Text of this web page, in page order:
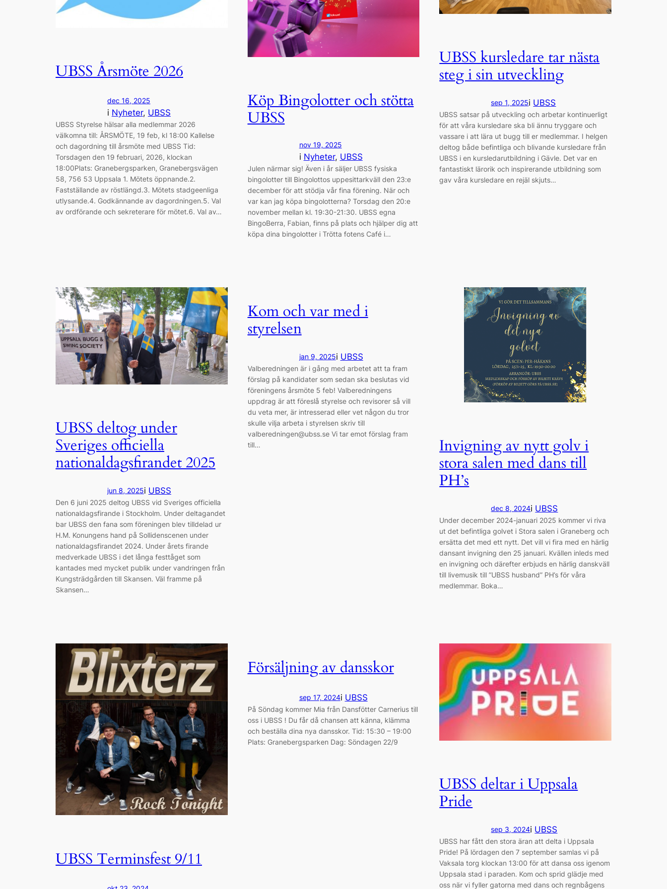
UBSS Årsmöte 2026
dec 16, 2025
i Nyheter, UBSS
UBSS Styrelse hälsar alla medlemmar 2026
välkomna till: ÅRSMÖTE, 19 feb, kl 18:00 Kallelse
och dagordning till årsmöte med UBSS Tid:
Torsdagen den 19 februari, 2026, klockan
18:00Plats: Granebergsparken, Granebergsvägen
58, 756 53 Uppsala 1. Mötets öppnande.2.
Fastställande av röstlängd.3. Mötets stadgeenliga
utlysande.4. Godkännande av dagordningen.5. Val
av ordförande och sekreterare för mötet.6. Val av…
Köp Bingolotter och stötta
UBSS
nov 19, 2025
i Nyheter, UBSS
Julen närmar sig! Även i år säljer UBSS fysiska
bingolotter till Bingolottos uppesittarkväll den 23:e
december för att stödja vår fina förening. När och
var kan jag köpa bingolotterna? Torsdag den 20:e
november mellan kl. 19:30-21:30. UBSS egna
BingoBerra, Fabian, finns på plats och hjälper dig att
köpa dina bingolotter i Trötta fotens Café i…
UBSS kursledare tar nästa
steg i sin utveckling
sep 1, 2025i UBSS
UBSS satsar på utveckling och arbetar kontinuerligt
för att våra kursledare ska bli ännu tryggare och
vassare i att lära ut bugg till er medlemmar. I helgen
deltog både befintliga och blivande kursledare från
UBSS i en kursledarutbildning i Gävle. Det var en
fantastiskt lärorik och inspirerande utbildning som
gav våra kursledare en rejäl skjuts…
UBSS deltog under
Sveriges officiella
nationaldagsfirandet 2025
jun 8, 2025i UBSS
Den 6 juni 2025 deltog UBSS vid Sveriges officiella
nationaldagsfirande i Stockholm. Under deltagandet
bar UBSS den fana som föreningen blev tilldelad ur
H.M. Konungens hand på Sollidenscenen under
nationaldagsfirandet 2024. Under årets firande
medverkade UBSS i det långa festtåget som
kantades med mycket publik under vandringen från
Kungsträdgården till Skansen. Väl framme på
Skansen…
Kom och var med i
styrelsen
jan 9, 2025i UBSS
Valberedningen är i gång med arbetet att ta fram
förslag på kandidater som sedan ska beslutas vid
föreningens årsmöte 5 feb! Valberedningens
uppdrag är att föreslå styrelse och revisorer så vill
du veta mer, är intresserad eller vet någon du tror
skulle vilja arbeta i styrelsen skriv till
valberedningen@ubss.se Vi tar emot förslag fram
till…
Invigning av nytt golv i
stora salen med dans till
PH’s
dec 8, 2024i UBSS
Under december 2024-januari 2025 kommer vi riva
ut det befintliga golvet i Stora salen i Graneberg och
ersätta det med ett nytt. Det vill vi fira med en härlig
dansant invigning den 25 januari. Kvällen inleds med
en invigning och därefter erbjuds en härlig danskväll
till livemusik till ”UBSS husband” PH’s för våra
medlemmar. Boka…
UBSS Terminsfest 9/11
Försäljning av dansskor
sep 17, 2024i UBSS
På Söndag kommer Mia från Dansfötter Carnerius till
oss i UBSS ! Du får då chansen att känna, klämma
och beställa dina nya dansskor. Tid: 15:30 – 19:00
Plats: Granebergsparken Dag: Söndagen 22/9
UBSS deltar i Uppsala
Pride
sep 3, 2024i UBSS
UBSS har fått den stora äran att delta i Uppsala
Pride! På lördagen den 7 september samlas vi på
Vaksala torg klockan 13:00 för att dansa oss igenom
Uppsala stad i paraden. Kom och sprid glädje med
oss ​när vi fyller gatorna med dans och regnbågens